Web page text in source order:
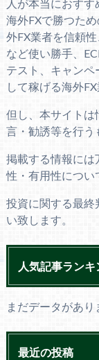
人が本当におすす
海外FXで勝つた
外FX業者を信頼
など使い勝手、
テスト、キャン
して稼げる海外
但し、本サイトは
言・勧誘等を行う
掲載する情報には
性・有用性につい
投資に関する最終
い致します。
人気記事ランキ
まだデータがあり
最近の投稿